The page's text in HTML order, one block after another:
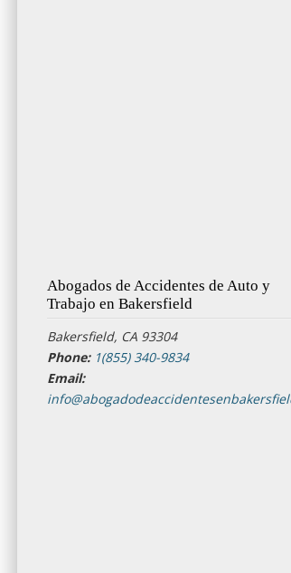
Abogados de Accidentes de Auto y
Trabajo en Bakersfield
Bakersfield, CA 93304
Phone: 1(855) 340-9834
Email: